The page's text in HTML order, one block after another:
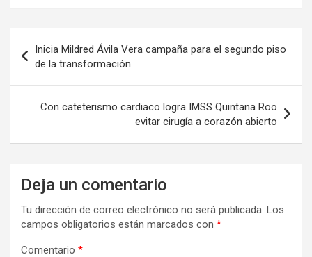
Navegación
de
entradas
Inicia Mildred Ávila Vera campaña para el segundo piso
de la transformación
Con cateterismo cardiaco logra IMSS Quintana Roo
evitar cirugía a corazón abierto
Deja un comentario
Tu dirección de correo electrónico no será publicada. Los
campos obligatorios están marcados con *
Comentario *